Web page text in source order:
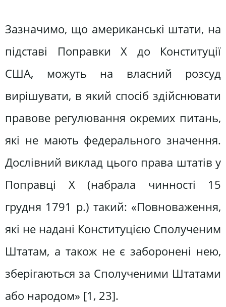
Зазначимо, що американські штати, на
підставі Поправки Х до Конституції
США, можуть на власний розсуд
вирішувати, в який спосіб здійснювати
правове регулювання окремих питань,
які не мають федерального значення.
Дослівний виклад цього права штатів у
Поправці Х (набрала чинності 15
грудня 1791 р.) такий: «Повноваження,
які не надані Конституцією Сполученим
Штатам, а також не є заборонені нею,
зберігаються за Сполученими Штатами
або народом» [1, 23].